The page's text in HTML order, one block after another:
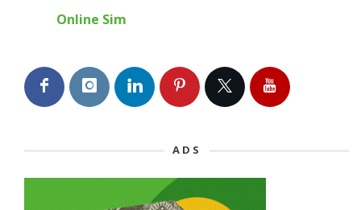
Online Sim
ADS